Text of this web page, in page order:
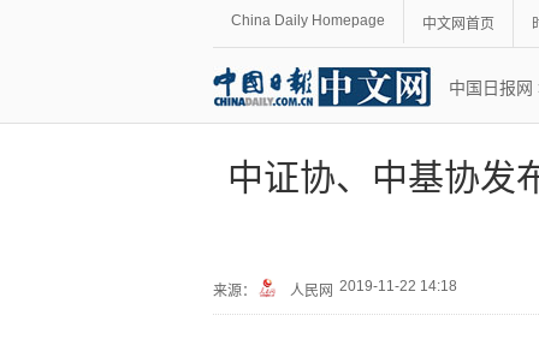
China Daily Homepage 中文网首页
中国日报网
中证协、中基协发
来源： 人民网 2019-11-22 14:18